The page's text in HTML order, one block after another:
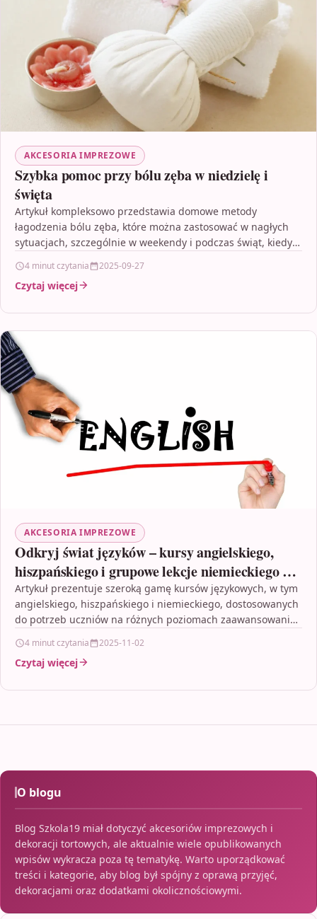
AKCESORIA IMPREZOWE
Szybka pomoc przy bólu zęba w niedzielę i
święta
Artykuł kompleksowo przedstawia domowe metody
łagodzenia bólu zęba, które można zastosować w nagłych
sytuacjach, szczególnie w weekendy i podczas świąt, kiedy
4 minut czytania 2025-09-27
Czytaj więcej
AKCESORIA IMPREZOWE
Odkryj świat języków – kursy angielskiego,
hiszpańskiego i grupowe lekcje niemieckiego w
Poznaniu
Artykuł prezentuje szeroką gamę kursów językowych, w tym
angielskiego, hiszpańskiego i niemieckiego, dostosowanych
do potrzeb uczniów na różnych poziomach zaawansowania.
4 minut czytania 2025-11-02
Czytaj więcej
O blogu
Blog Szkola19 miał dotyczyć akcesoriów imprezowych i
dekoracji tortowych, ale aktualnie wiele opublikowanych
wpisów wykracza poza tę tematykę. Warto uporządkować
treści i kategorie, aby blog był spójny z oprawą przyjęć,
dekoracjami oraz dodatkami okolicznościowymi.